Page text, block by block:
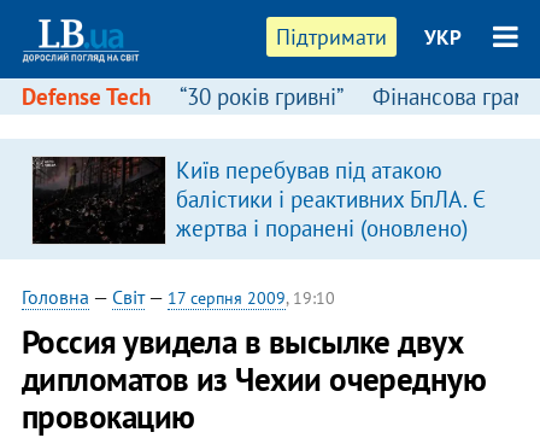
Підтримати УКР
Defense Tech “30 років гривні” Фінансова
Київ перебував під атакою
балістики і реактивних БпЛА. Є
жертва і поранені (оновлено)
Головна — Світ— 17 серпня 2009, 19:10
Россия увидела в высылке двух
дипломатов из Чехии очередную
провокацию